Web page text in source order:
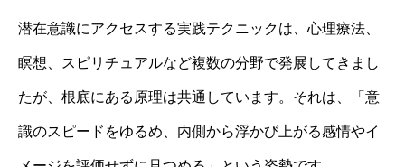
潜在意識にアクセスする実践テクニックは、心理療法、
瞑想、スピリチュアルなど複数の分野で発展してきまし
たが、根底にある原理は共通しています。それは、「意
識のスピードをゆるめ、内側から浮かび上がる感情やイ